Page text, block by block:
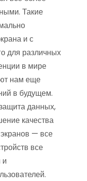
Такие
и с
для различных
в мире
нам еще
в будущем.
данных,
качества
— все
все